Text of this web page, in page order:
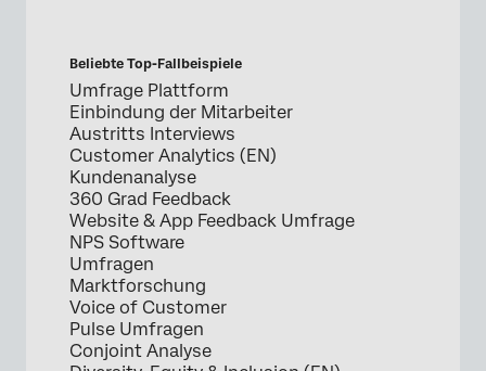
Beliebte Top-Fallbeispiele
Umfrage Plattform
Einbindung der Mitarbeiter
Austritts Interviews
Customer Analytics (EN)
Kundenanalyse
360 Grad Feedback
Website & App Feedback Umfrage
NPS Software
Umfragen
Marktforschung
Voice of Customer
Pulse Umfragen
Conjoint Analyse